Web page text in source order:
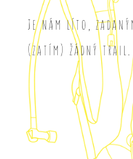
Je nám líto,
(zatím) žádný trail.